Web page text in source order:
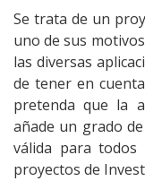
Se trata de un
uno de sus
las diversas
de tener en
pretenda que la
añade un grado
válida para
proyectos de